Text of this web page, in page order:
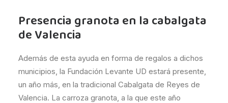
Presencia granota en la cabalgata
de Valencia
Además de esta ayuda en forma de regalos a dichos
municipios, la Fundación Levante UD estará presente,
un año más, en la tradicional Cabalgata de Reyes de
Valencia. La carroza granota, a la que este año